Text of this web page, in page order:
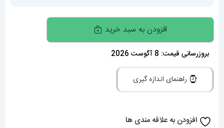
ساعتمچی
زنانه
کارتیه
پنتر
CARTIER
02077
افزودن به سبد خرید
بروزرسانی قیمت: 8 آگوست 2026
راهنمای اندازه گیری
افزودن به علاقه مندی ها